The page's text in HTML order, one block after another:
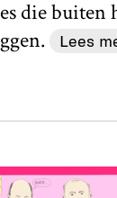
die buiten
Lees